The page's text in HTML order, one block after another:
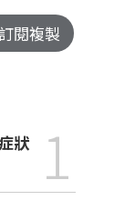
閱複製
1